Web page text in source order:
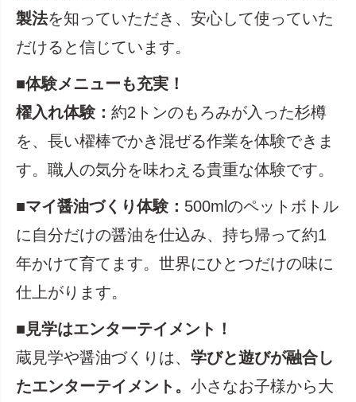
製法を知っていただき、安心して使っていた
だけると信じています。
■体験メニューも充実！
櫂入れ体験： 約2トンのもろみが入った杉樽
を、長い櫂棒でかき混ぜる作業を体験できま
す。職人の気分を味わえる貴重な体験です。
■マイ醤油づくり体験： 500mlのペットボトル
に自分だけの醤油を仕込み、持ち帰って約1
年かけて育てます。世界にひとつだけの味に
仕上がります。
■見学はエンターテイメント！
蔵見学や醤油づくりは、 学びと遊びが融合し
たエンターテイメント。 小さなお子様から大